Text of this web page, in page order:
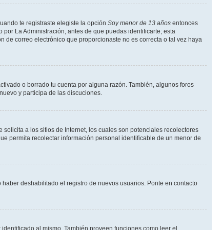
te registraste elegiste la opción Soy menor de 13 años entonces
La Administración, antes de que puedas identificarte; esta
de correo electrónico que proporcionaste no es correcta o tal vez haya
o borrado tu cuenta por alguna razón. También, algunos foros
y participa de las discuciones.
a los sitios de Internet, los cuales son potenciales recolectores
permita recolectar información personal identificable de un menor de
deshabilitado el registro de nuevos usuarios. Ponte en contacto
al mismo. También proveen funciones como leer el